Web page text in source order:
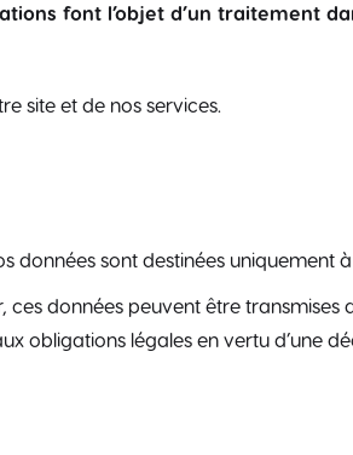
font l’objet d’un traitement
site et de nos services.
sont destinées uniquement à
données peuvent être transmises
obligations légales en vertu d’une